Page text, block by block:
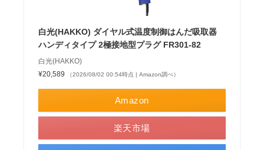
白光(HAKKO) ダイヤル式温度制御はんだ吸取器
ハンディタイプ 2極接地型プラグ FR301-82
白光(HAKKO)
¥20,589
（2026/08/02 00:54時点 | Amazon調べ）
Amazon
楽天市場